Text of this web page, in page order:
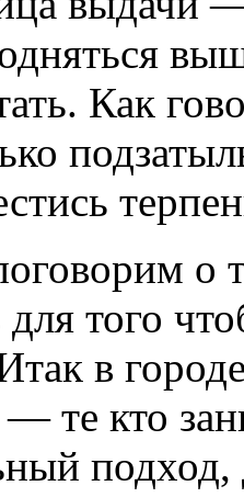
Как
для того
Итак в
те кто
подход,